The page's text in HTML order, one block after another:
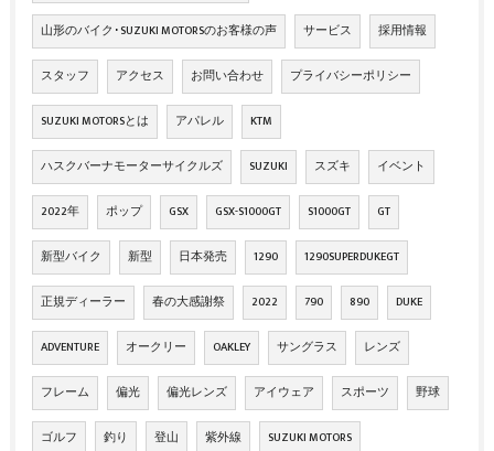
山形のバイク･SUZUKI MOTORSのお客様の声 サービス 採用情報
スタッフ アクセス お問い合わせ プライバシーポリシー
SUZUKI MOTORSとは アパレル KTM
ハスクバーナモーターサイクルズ SUZUKI スズキ イベント
2022年 ポップ GSX GSX-S1000GT S1000GT GT
新型バイク 新型 日本発売 1290 1290SUPERDUKEGT
正規ディーラー 春の大感謝祭 2022 790 890 DUKE
ADVENTURE オークリー OAKLEY サングラス レンズ
フレーム 偏光 偏光レンズ アイウェア スポーツ 野球
ゴルフ 釣り 登山 紫外線 SUZUKI MOTORS